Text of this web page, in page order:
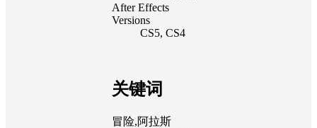
After Effects
Versions
CS5, CS4
关键词
冒险,阿拉斯